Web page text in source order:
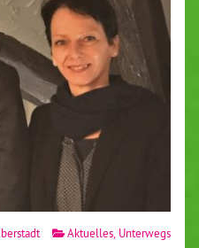
Aktuelles Unterwegs